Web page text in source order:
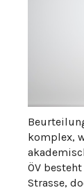
komplex,
ÖV
Strasse,